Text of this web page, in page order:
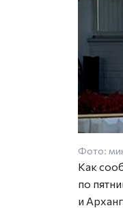
Фото:
Как
по
и